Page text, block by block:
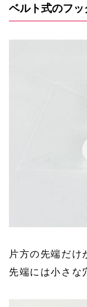
ベルト式のフッ
片方の先端だけ
先端には小さな